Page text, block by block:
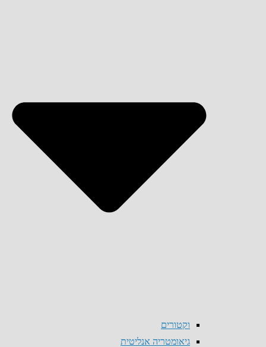
וקטורים
גיאומטריה אנליטית